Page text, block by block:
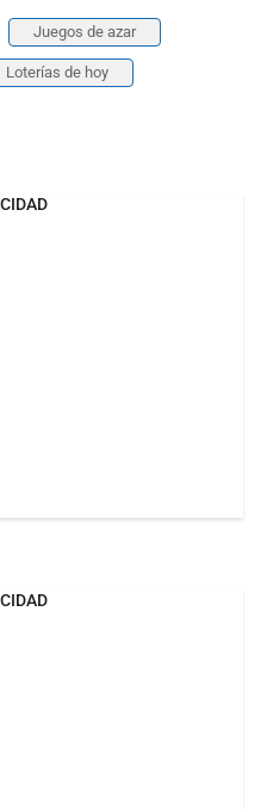
Juegos de azar
Loterías de hoy